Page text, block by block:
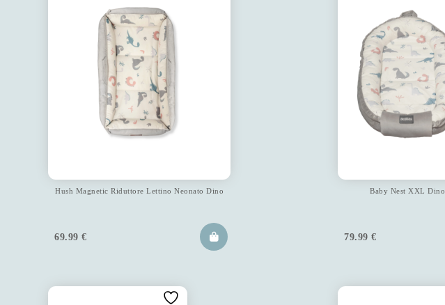
Hush Magnetic Riduttore Lettino Neonato Dino
69.99 €
Baby Nest XXL Dino
79.99 €